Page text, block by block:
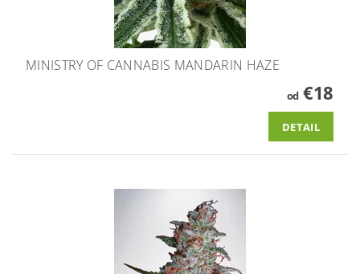
MINISTRY OF CANNABIS MANDARIN HAZE
od€18
DETAIL